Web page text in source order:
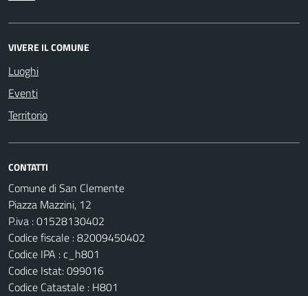
VIVERE IL COMUNE
Luoghi
Eventi
Territorio
CONTATTI
Comune di San Clemente
Piazza Mazzini, 12
P.iva : 01528130402
Codice fiscale : 82009450402
Codice IPA : c_h801
Codice Istat: 099016
Codice Catastale : H801